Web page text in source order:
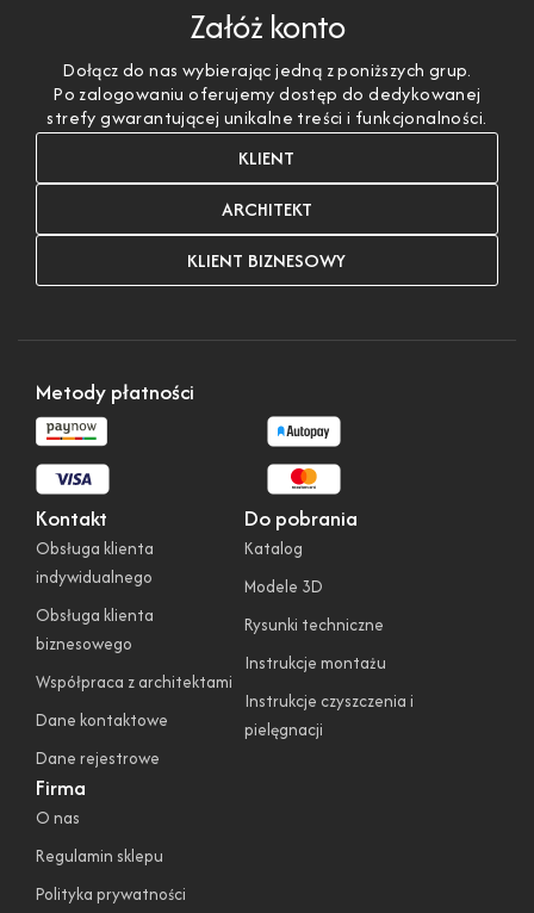
Załóż konto
Dołącz do nas wybierając jedną z poniższych grup.
Po zalogowaniu oferujemy dostęp do dedykowanej
strefy gwarantującej unikalne treści i funkcjonalności.
KLIENT
ARCHITEKT
KLIENT BIZNESOWY
Firma
O nas
Regulamin sklepu
Polityka prywatności
Kontakt
Obsługa klienta
indywidualnego
Obsługa klienta
biznesowego
Współpraca z architektami
Dane kontaktowe
Dane rejestrowe
Do pobrania
Katalog
Modele 3D
Rysunki techniczne
Instrukcje montażu
Instrukcje czyszczenia i
pielęgnacji
Metody płatności